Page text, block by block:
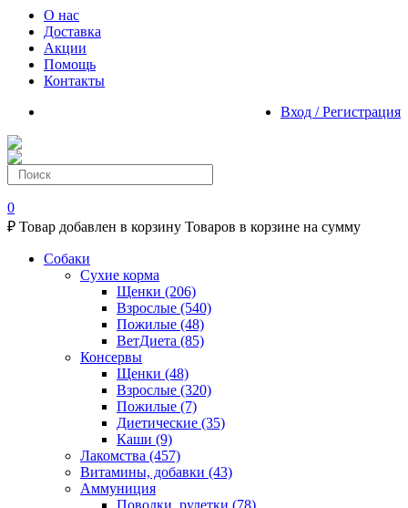
О нас
Доставка
Акции
Помощь
Контакты
Вход / Регистрация
0
₽ Товар добавлен в корзину Товаров в корзине на сумму
Собаки
Сухие корма
Щенки (206)
Взрослые (540)
Пожилые (48)
ВетДиета (85)
Консервы
Щенки (48)
Взрослые (320)
Пожилые (7)
Диетические (35)
Каши (9)
Лакомства (457)
Витамины, добавки (43)
Аммуниция
Поводки, рулетки (78)